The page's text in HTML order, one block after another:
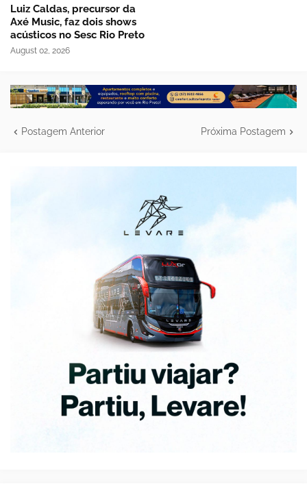
Luiz Caldas, precursor da
Axé Music, faz dois shows
acústicos no Sesc Rio Preto
August 02, 2026
Postagem Anterior Próxima Postagem